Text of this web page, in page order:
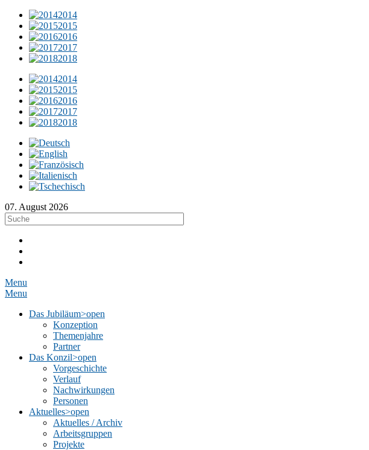
2014
2015
2016
2017
2018
2014
2015
2016
2017
2018
07. August 2026
Menu
Menu
Das Jubiläum>open
Konzeption
Themenjahre
Partner
Das Konzil>open
Vorgeschichte
Verlauf
Nachwirkungen
Personen
Aktuelles>open
Aktuelles / Archiv
Arbeitsgruppen
Projekte